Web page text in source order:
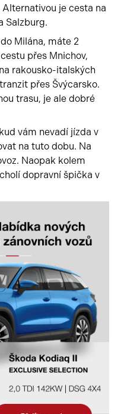
je cesta na
Salzburg.
Milána, máte 2
přes Mnichov,
rakousko-italských
přes Švýcarsko.
trasu, je ale dobré
vám nevadí jízda v
na tuto dobu. Na
Naopak kolem
dopravní špička v